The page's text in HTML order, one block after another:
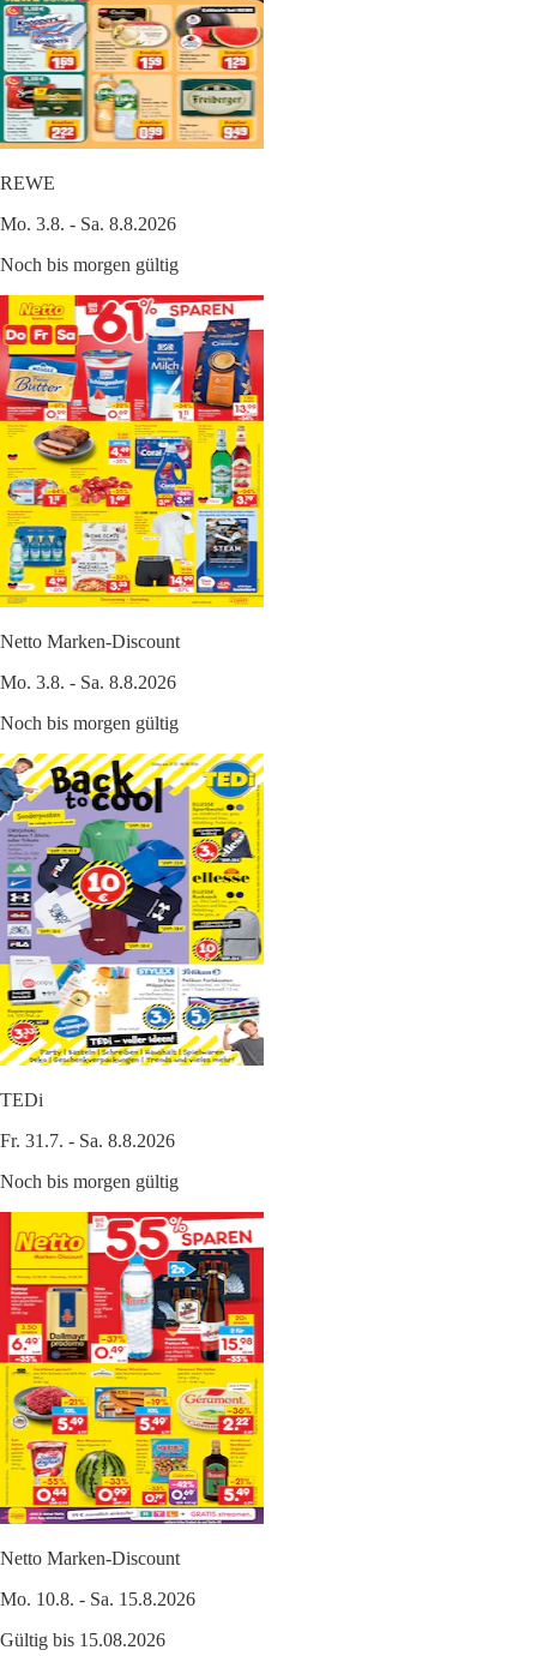
REWE
Mo. 3.8. - Sa. 8.8.2026
Noch bis morgen gültig
Netto Marken-Discount
Mo. 3.8. - Sa. 8.8.2026
Noch bis morgen gültig
TEDi
Fr. 31.7. - Sa. 8.8.2026
Noch bis morgen gültig
Netto Marken-Discount
Mo. 10.8. - Sa. 15.8.2026
Gültig bis 15.08.2026